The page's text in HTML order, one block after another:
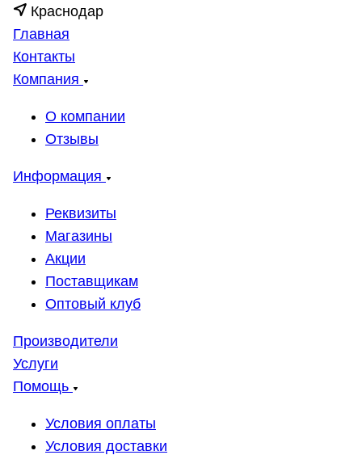
Краснодар
Главная
Контакты
Компания
О компании
Отзывы
Информация
Реквизиты
Магазины
Акции
Поставщикам
Оптовый клуб
Производители
Услуги
Помощь
Условия оплаты
Условия доставки